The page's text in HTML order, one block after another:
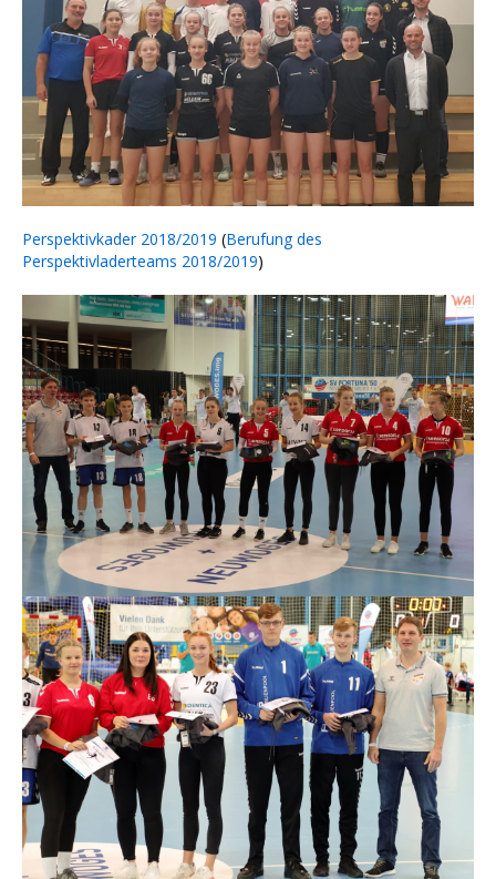
Perspektivkader 2018/2019 (Berufung des
Perspektivladerteams 2018/2019)